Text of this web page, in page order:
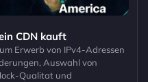
CDN kauft
Erwerb von IPv4-Adressen
Auswahl von
Qualitat und